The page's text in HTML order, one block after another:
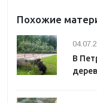
Похожие
В